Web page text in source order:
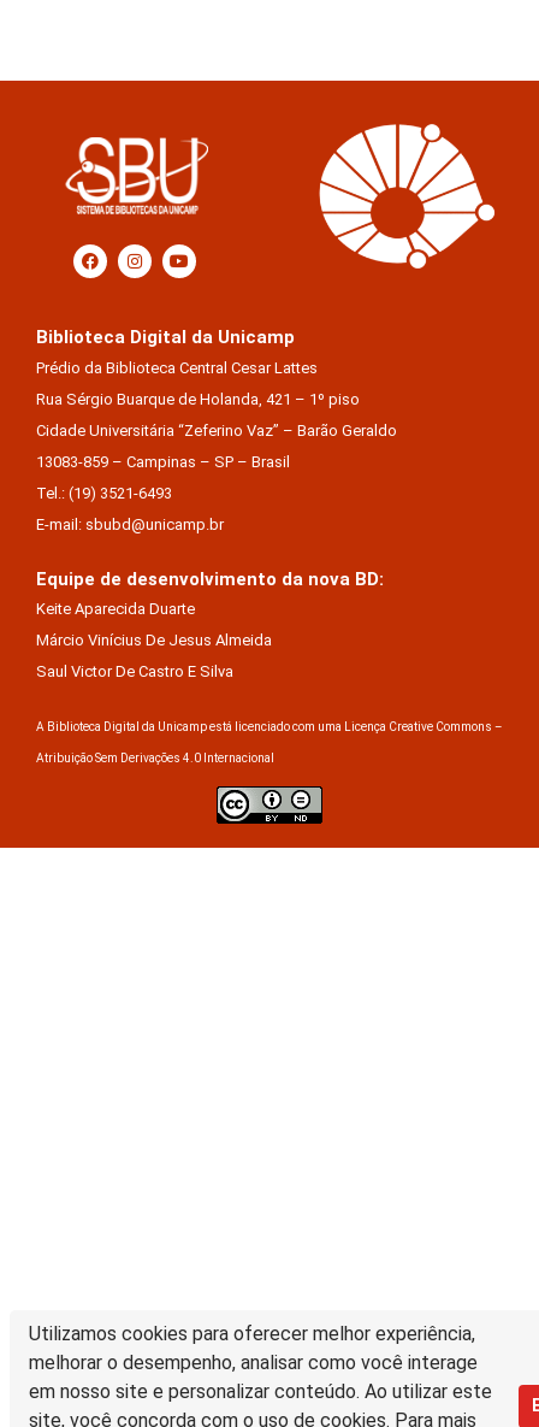
Utilizamos cookies para oferecer melhor experiência,
melhorar o desempenho, analisar como você interage
em nosso site e personalizar conteúdo. Ao utilizar este
site, você concorda com o uso de cookies. Para mais
Biblioteca Digital da Unicamp
Prédio da Biblioteca Central Cesar Lattes
Rua Sérgio Buarque de Holanda, 421 – 1º piso
Cidade Universitária “Zeferino Vaz” – Barão Geraldo
13083-859 – Campinas – SP – Brasil
Tel.: (19) 3521-6493
E-mail: sbubd@unicamp.br
Equipe de desenvolvimento da nova BD:
Keite Aparecida Duarte
Márcio Vinícius De Jesus Almeida
Saul Victor De Castro E Silva
A Biblioteca Digital da Unicamp está licenciado com uma Licença Creative Commons –
Atribuição Sem Derivações 4.0 Internacional